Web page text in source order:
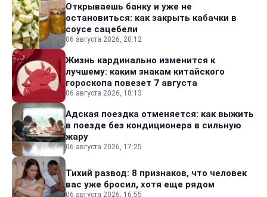
Открываешь банку и уже не
остановиться: как закрыть кабачки в
соусе сацебели
06 августа 2026, 20:12
Жизнь кардинально изменится к
лучшему: каким знакам китайского
гороскопа повезет 7 августа
06 августа 2026, 18:13
Адская поездка отменяется: как выжить
в поезде без кондиционера в сильную
жару
06 августа 2026, 17:25
Тихий развод: 8 признаков, что человек
вас уже бросил, хотя еще рядом
06 августа 2026, 16:55